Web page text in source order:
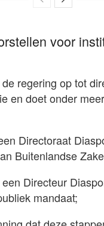
voor
regering op tot
en doet onder
Directoraat
Buitenlandse
Directeur
mandaat;